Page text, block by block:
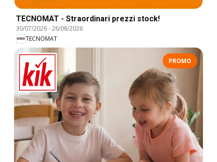
TECNOMAT - Straordinari prezzi stock!
30/07/2026-26/08/2026
TECNOMAT
PROMO